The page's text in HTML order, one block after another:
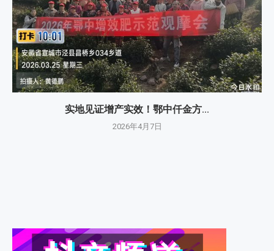
实地见证增产实效！鄂中仟金方...
2026年4月7日